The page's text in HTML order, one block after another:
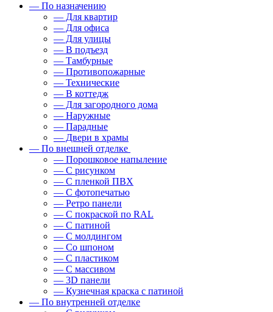
— По назначению
— Для квартир
— Для офиса
— Для улицы
— В подъезд
— Тамбурные
— Противопожарные
— Технические
— В коттедж
— Для загородного дома
— Наружные
— Парадные
— Двери в храмы
— По внешней отделке
— Порошковое напыление
— С рисунком
— С пленкой ПВХ
— С фотопечатью
— Ретро панели
— С покраской по RAL
— С патиной
— С молдингом
— Со шпоном
— С пластиком
— С массивом
— 3D панели
— Кузнечная краска с патиной
— По внутренней отделке